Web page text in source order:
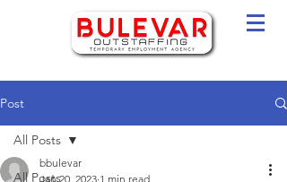
Post
All Posts
All Posts
bbulevar
Jan 20, 2023 1 min read